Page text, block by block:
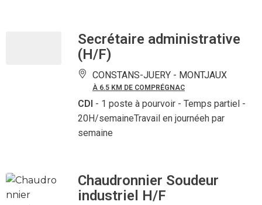
Secrétaire administrative
(H/F)
CONSTANS-JUERY - MONTJAUX
À 6.5 KM DE COMPRÉGNAC
CDI - 1 poste à pourvoir - Temps partiel -
20H/semaineTravail en journéeh par
semaine
Chaudronnier Soudeur
industriel H/F